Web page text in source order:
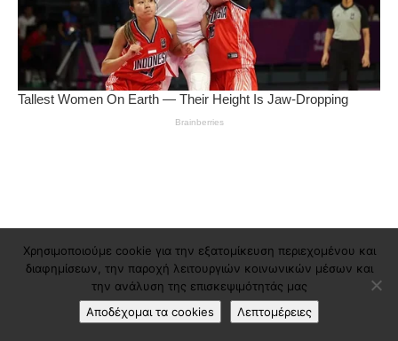
Χρησιμοποιούμε cookie για την εξατομίκευση περιεχομένου και
διαφημίσεων, την παροχή λειτουργιών κοινωνικών μέσων και
την ανάλυση της επισκεψιμότητάς μας
Αποδέχομαι τα cookies
Λεπτομέρειες